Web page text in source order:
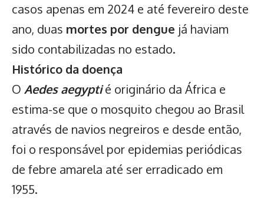
casos apenas em 2024 e até fevereiro deste
ano, duas mortes por dengue já haviam
sido contabilizadas no estado.
Histórico da doença
O Aedes aegypti é originário da África e
estima-se que o mosquito chegou ao Brasil
através de navios negreiros e desde então,
foi o responsável por epidemias periódicas
de febre amarela até ser erradicado em
1955.